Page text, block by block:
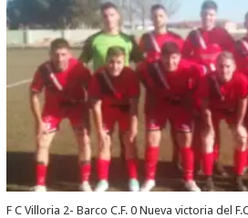
F C Villoria 2- Barco C.F. 0 Nueva victoria del